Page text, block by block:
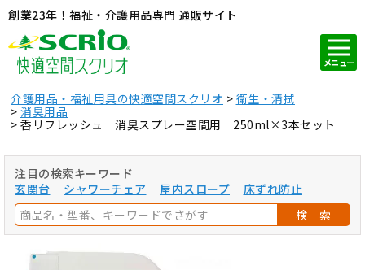
創業23年！福祉・介護用品専門 通販サイト
メニュー
介護用品・福祉用具の快適空間スクリオ
衛生・清拭
消臭用品
香リフレッシュ 消臭スプレー空間用 250ml×3本セット
注目の検索キーワード
玄関台
シャワーチェア 屋内スロープ
床ずれ防止
検 索